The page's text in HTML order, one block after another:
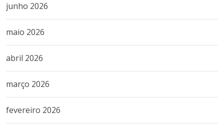
junho 2026
maio 2026
abril 2026
março 2026
fevereiro 2026